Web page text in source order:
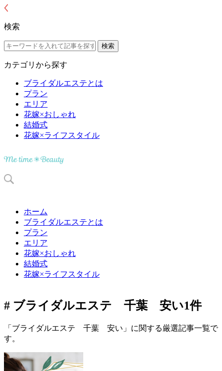
検索
カテゴリから探す
ブライダルエステとは
プラン
エリア
花嫁×おしゃれ
結婚式
花嫁×ライフスタイル
ホーム
ブライダルエステとは
プラン
エリア
花嫁×おしゃれ
結婚式
花嫁×ライフスタイル
# ブライダルエステ 千葉 安い1件
「ブライダルエステ 千葉 安い」に関する厳選記事一覧で
す。